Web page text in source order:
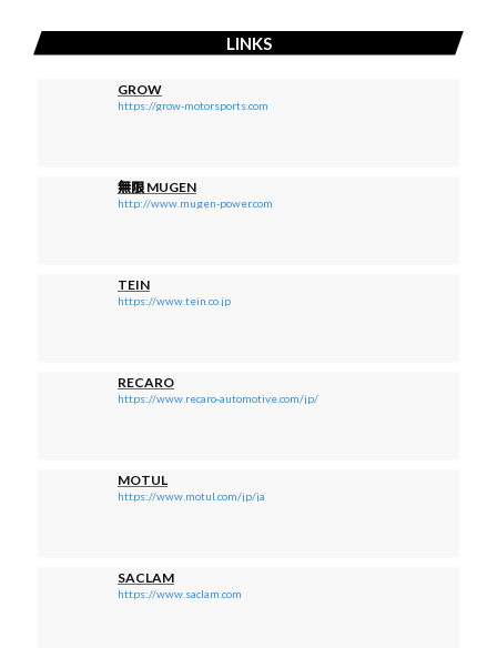
LINKS
GROW
https://grow-motorsports.com
無限 MUGEN
http://www.mugen-power.com
TEIN
https://www.tein.co.jp
RECARO
https://www.recaro-automotive.com/jp/
MOTUL
https://www.motul.com/jp/ja
SACLAM
https://www.saclam.com